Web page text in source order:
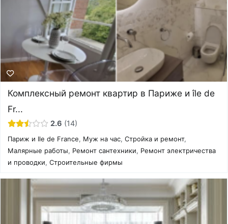
Комплексный ремонт квартир в Париже и île de
Fr...
2.6 14
Париж и Ile de France, Муж на час,Стройка и ремонт,
Малярные работы, Ремонт сантехники, Ремонт электричества
и проводки,Строительные фирмы